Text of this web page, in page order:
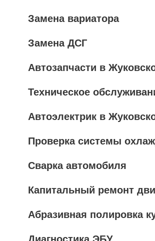
Замена вариатора
Замена ДСГ
Автозапчасти в
Техническое
Автоэлектрик в
Проверка системы
Сварка автомобиля
Капитальный ремонт
Абразивная полировка